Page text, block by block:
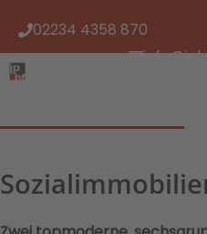
Inhalt
springen
02234 4358 870